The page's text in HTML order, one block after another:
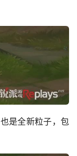
是全新粒子，包